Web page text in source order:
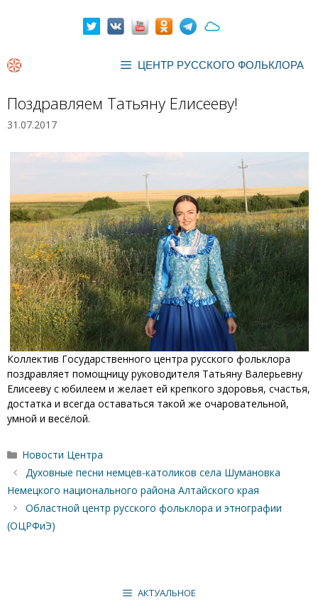
ЦЕНТР РУССКОГО ФОЛЬКЛОРА
Поздравляем Татьяну Елисееву!
31.07.2017
Коллектив Государственного центра русского фольклора
поздравляет помощницу руководителя Татьяну Валерьевну
Елисееву с юбилеем и желает ей крепкого здоровья, счастья,
достатка и всегда оставаться такой же очаровательной,
умной и весёлой.
Рубрики
Новости Центра
Духовные песни немцев-католиков села Шумановка
Немецкого национального района Алтайского края
Областной центр русского фольклора и этнографии
(ОЦРФиЭ)
АКТУАЛЬНОЕ